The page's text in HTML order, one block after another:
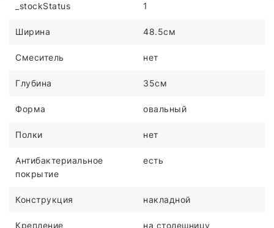
_stockStatus 1
Ширина 48.5см
Смеситель нет
Глубина 35см
Форма овальный
Полки нет
Антибактериальное
покрытие
есть
Конструкция накладной
Крепление на столешницу